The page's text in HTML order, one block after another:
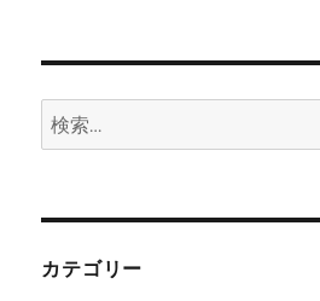
検
索:
カテゴリー